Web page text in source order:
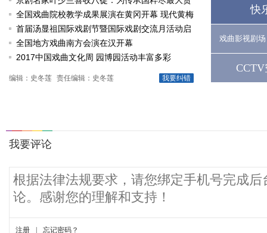
任
全国戏曲院校教学成果展演在黄冈开幕 现代黄梅
戏《槐花谣》倾情..
首届汤显祖国际戏剧节暨国际戏剧交流月活动启
动
全国地方戏曲南方会演在汉开幕
2017中国戏曲文化周 园博园活动丰富多彩
我要纠错
编辑：史冬莲 责任编辑：史冬莲
快
戏曲影视剧场